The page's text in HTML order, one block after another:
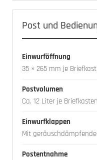
Post und
Einwurföffnung
35 × 265 mm je
Postvolumen
Ca. 12 Liter je Briefkasten
Einwurfklappen
Mit
Postentnahme